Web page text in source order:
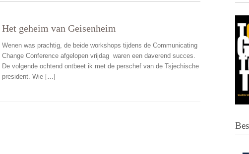
Het geheim van Geisenheim
Wenen was prachtig, de beide workshops tijdens de Communicating
Change Conference afgelopen vrijdag waren een daverend succes.
De volgende ochtend ontbeet ik met de perschef van de Tsjechische
president. Wie […]